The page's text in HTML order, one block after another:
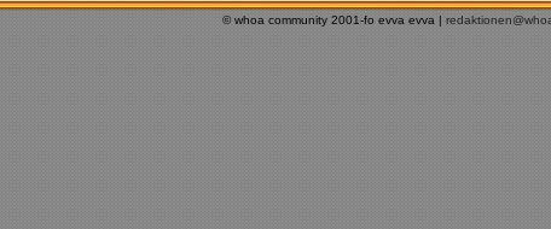
© whoa community 2001-fo evva evva |